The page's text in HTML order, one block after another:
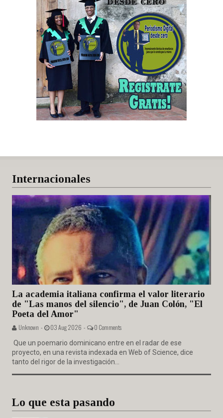
Internacionales
La academia italiana confirma el valor literario
de "Las manos del silencio", de Juan Colón, "El
Poeta del Amor"
Unknown - 03 Aug 2026 - 0 Comments
Que un poemario dominicano entre en el radar de ese
proyecto, en una revista indexada en Web of Science, dice
tanto del rigor de la investigación...
Lo que esta pasando